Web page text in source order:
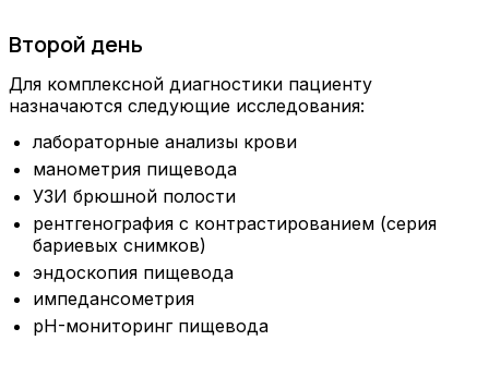
Второй день
Для комплексной диагностики пациенту
назначаются следующие исследования:
лабораторные анализы крови
манометрия пищевода
УЗИ брюшной полости
рентгенография с контрастированием (серия
бариевых снимков)
эндоскопия пищевода
импедансометрия
pH-мониторинг пищевода